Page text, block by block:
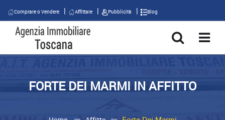
Comprare o Vendere Affittare Pubblicità Blog
FORTE DEI MARMI IN AFFITTO